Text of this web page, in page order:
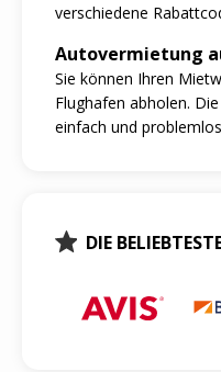
verschiedene
Autovermietung
Sie können Ihren
Flughafen abholen.
einfach und
DIE